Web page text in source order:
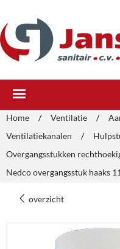
Home / Ventilatie /
Ventilatiekanalen
/
Overgangsstukken
Nedco overgangsstuk haaks
overzicht